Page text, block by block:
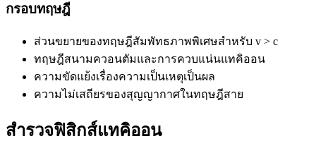
กรอบทฤษฎี
ส่วนขยายของทฤษฎีสัมพัทธภาพพิเศษสำหรับ v > c
ทฤษฎีสนามควอนตัมและการควบแน่นแทคิออน
ความขัดแย้งเรื่องความเป็นเหตุเป็นผล
ความไม่เสถียรของสุญญากาศในทฤษฎีสาย
สำรวจฟิสิกส์แทคิออน